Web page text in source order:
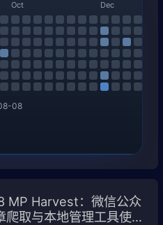
Oct Dec
08
MP Harvest：微信公众
爬取与本地管理工具使用